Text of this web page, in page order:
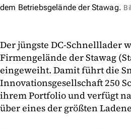
dem Betriebsgelände der Stawag.
Der jüngste DC-Schnelllader
Firmengelände der Stawag
eingeweiht. Damit führt die
Innovationsgesellschaft 250
ihrem Portfolio und verfügt
über eines der größten